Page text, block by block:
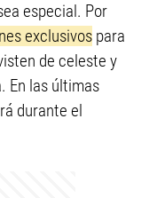
especial. Por
exclusivos para
de celeste y
En las últimas
durante el